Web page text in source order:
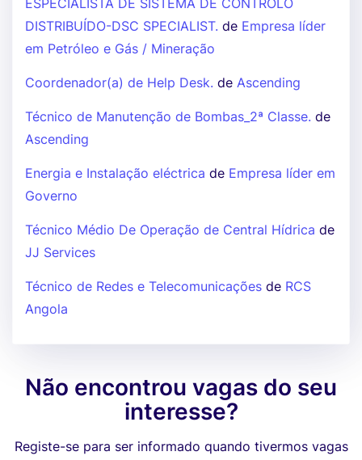
ESPECIALISTA DE SISTEMA DE CONTROLO
DISTRIBUÍDO-DSC SPECIALIST. de Empresa líder
em Petróleo e Gás / Mineração
Coordenador(a) de Help Desk. de Ascending
Técnico de Manutenção de Bombas_2ª Classe. de
Ascending
Energia e Instalação eléctrica de Empresa líder em
Governo
Técnico Médio De Operação de Central Hídrica de
JJ Services
Técnico de Redes e Telecomunicações de RCS
Angola
Não encontrou vagas do seu
interesse?
Registe-se para ser informado quando tivermos vagas